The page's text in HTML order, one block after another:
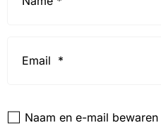
Naam en e-mail